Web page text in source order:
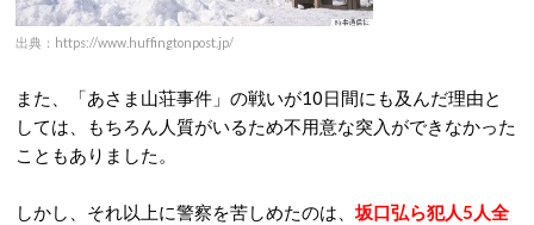
出典：https://www.huffingtonpost.jp/
また、「あさま山荘事件」の戦いが10日間にも及んだ理由と
しては、もちろん人質がいるため不用意な突入ができなかった
こともありました。
しかし、それ以上に警察を苦しめたのは、坂口弘ら犯人5人全